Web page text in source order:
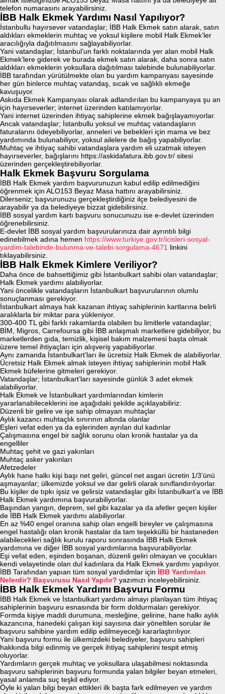
telefon numarasını arayabilirsiniz.
İBB Halk Ekmek Yardımı Nasıl Yapılıyor?
İstanbullu hayırsever vatandaşlar; İBB Halk Ekmek satın alarak, satın
aldıkları ekmeklerin muhtaç ve yoksul kişilere mobil Halk Ekmek’ler
aracılığıyla dağıtılmasını sağlayabiliyorlar.
Yani vatandaşlar; İstanbul’un farklı noktalarında yer alan mobil Halk
Ekmek’lere giderek ve burada ekmek satın alarak, daha sonra satın
aldıkları ekmeklerin yoksullara dağıtılması talebinde bulunabiliyorlar.
İBB tarafından yürütülmekte olan bu yardım kampanyası sayesinde
her gün binlerce muhtaç vatandaş, sıcak ve sağlıklı ekmeğe
kavuşuyor.
Askıda Ekmek Kampanyası olarak adlandırılan bu kampanyaya şu an
için hayırseverler; internet üzerinden katılamıyorlar.
Yani internet üzerinden ihtiyaç sahiplerine ekmek bağışlayamıyorlar.
Ancak vatandaşlar; İstanbullu yoksul ve muhtaç vatandaşların
faturalarını ödeyebiliyorlar, anneleri ve bebekleri için mama ve bez
yardımında bulunabiliyor, yoksul ailelere de bağış yapabiliyorlar.
Muhtaç ve ihtiyaç sahibi vatandaşlara yardım eli uzatmak isteyen
hayırseverler, bağışlarını https://askidafatura.ibb.gov.tr/ sitesi
üzerinden gerçekleştirebiliyorlar.
Halk Ekmek Başvuru Sorgulama
İBB Halk Ekmek yardım başvurunuzun kabul edilip edilmediğini
öğrenmek için ALO153 Beyaz Masa hattını arayabilirsiniz.
Dilerseniz; başvurunuzu gerçekleştirdiğiniz ilçe belediyesini de
arayabilir ya da belediyeye bizzat gidebilirsiniz.
İBB sosyal yardım kartı başvuru sonucunuzu ise e-devlet üzerinden
öğrenebilirsiniz.
E-devlet İBB sosyal yardım başvurularınıza dair ayrıntılı bilgi
edinebilmek adına hemen https://www.turkiye.gov.tr/icisleri-sosyal-
yardim-talebinde-bulunma-ve-talebi-sorgulama-4671 linkini
tıklayabilirsiniz.
İBB Halk Ekmek Kimlere Veriliyor?
Daha önce de bahsettiğimiz gibi İstanbulkart sahibi olan vatandaşlar;
Halk Ekmek yardımı alabiliyorlar.
Yani öncelikle vatandaşların İstanbulkart başvurularının olumlu
sonuçlanması gerekiyor.
İstanbulkart almaya hak kazanan ihtiyaç sahiplerinin kartlarına belirli
aralıklarla bir miktar para yükleniyor.
300-400 TL gibi farklı rakamlarda olabilen bu limitlerle vatandaşlar;
BİM, Migros, Carrefoursa gibi İBB anlaşmalı marketlere gidebiliyor, bu
marketlerden gıda, temizlik, kişisel bakım malzemesi başta olmak
üzere temel ihtiyaçları için alışveriş yapabiliyorlar.
Aynı zamanda İstanbulkart’ları ile ücretsiz Halk Ekmek de alabiliyorlar.
Ücretsiz Halk Ekmek almak isteyen ihtiyaç sahiplerinin mobil Halk
Ekmek büfelerine gitmeleri gerekiyor.
Vatandaşlar; İstanbulkart’ları sayesinde günlük 3 adet ekmek
alabiliyorlar.
Halk Ekmek ve İstanbulkart yardımlarından kimlerin
yararlanabileceklerini ise aşağıdaki şekilde açıklayabiliriz:
Düzenli bir gelire ve işe sahip olmayan muhtaçlar
Aylık kazancı muhtaçlık sınırının altında olanlar
Eşleri vefat eden ya da eşlerinden ayrılan dul kadınlar
Çalışmasına engel bir sağlık sorunu olan kronik hastalar ya da
engelliler
Muhtaç şehit ve gazi yakınları
Muhtaç asker yakınları
Afetzedeler
Aylık hane halkı kişi başı net geliri, güncel net asgari ücretin 1/3’ünü
aşmayanlar; ülkemizde yoksul ve dar gelirli olarak sınıflandırılıyorlar.
Bu kişiler de tıpkı işsiz ve gelirsiz vatandaşlar gibi İstanbulkart’a ve İBB
Halk Ekmek yardımına başvurabiliyorlar.
Başından yangın, deprem, sel gibi kazalar ya da afetler geçen kişiler
de İBB Halk Ekmek yardımı alabiliyorlar.
En az %40 engel oranına sahip olan engelli bireyler ve çalışmasına
engel hastalığı olan kronik hastalar da tam teşekküllü bir hastaneden
alabilecekleri sağlık kurulu raporu sonrasında İBB Halk Ekmek
yardımına ve diğer İBB sosyal yardımlarına başvurabiliyorlar.
Eşi vefat eden, eşinden boşanan, düzenli geliri olmayan ve çocukları
kendi velayetinde olan dul kadınlara da Halk Ekmek yardımı yapılıyor.
İBB Tarafından yapıan tüm sosyal yardıdmlar için İBB Yardımları
Nelerdir? Başvurusu Nasıl Yapılır? yazımızı inceleyebilirsiniz.
İBB Halk Ekmek Yardımı Başvuru Formu
İBB Halk Ekmek ve İstanbulkart yardımı almayı planlayan tüm ihtiyaç
sahiplerinin başvuru esnasında bir form doldurmaları gerekiyor.
Formda kişiye maddi durumuna, mesleğine, gelirine, hane halkı aylık
kazancına, hanedeki çalışan kişi sayısına dair yöneltilen sorular ile
başvuru sahibine yardım edilip edilmeyeceği kararlaştırılıyor.
Yani başvuru formu ile ülkemizdeki belediyeler, başvuru sahipleri
hakkında bilgi edinmiş ve gerçek ihtiyaç sahiplerini tespit etmiş
oluyorlar.
Yardımların gerçek muhtaç ve yoksullara ulaşabilmesi noktasında
başvuru sahiplerinin başvuru formunda yalan bilgiler beyan etmeleri,
yasal anlamda suç teşkil ediyor.
Öyle ki yalan bilgi beyan ettikleri ilk başta fark edilmeyen ve yardım